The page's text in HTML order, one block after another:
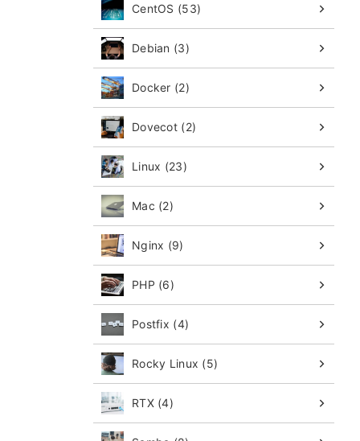
CentOS (53)
Debian (3)
Docker (2)
Dovecot (2)
Linux (23)
Mac (2)
Nginx (9)
PHP (6)
Postfix (4)
Rocky Linux (5)
RTX (4)